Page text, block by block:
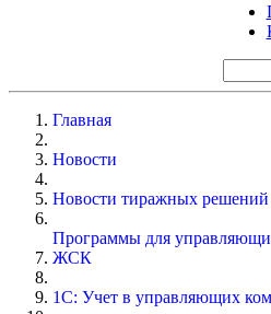
Главная
Новости
Новости тиражных решений
Программы для
ЖСК
1С: Учет в управляющих